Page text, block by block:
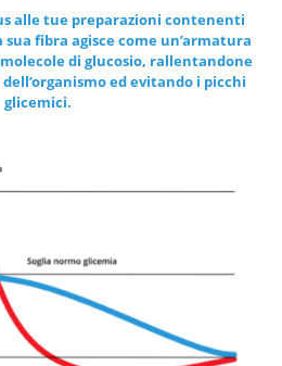
alle tue preparazioni contenenti
fibra agisce come un’armatura
di glucosio, rallentandone
ed evitando i picchi
glicemici.